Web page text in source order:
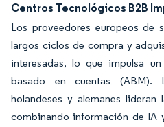
Centros Tecnológicos B2B
Los proveedores europeos de
largos ciclos de compra y
interesadas, lo que impulsa
basado en cuentas (ABM).
holandeses y alemanes
combinando información de IA